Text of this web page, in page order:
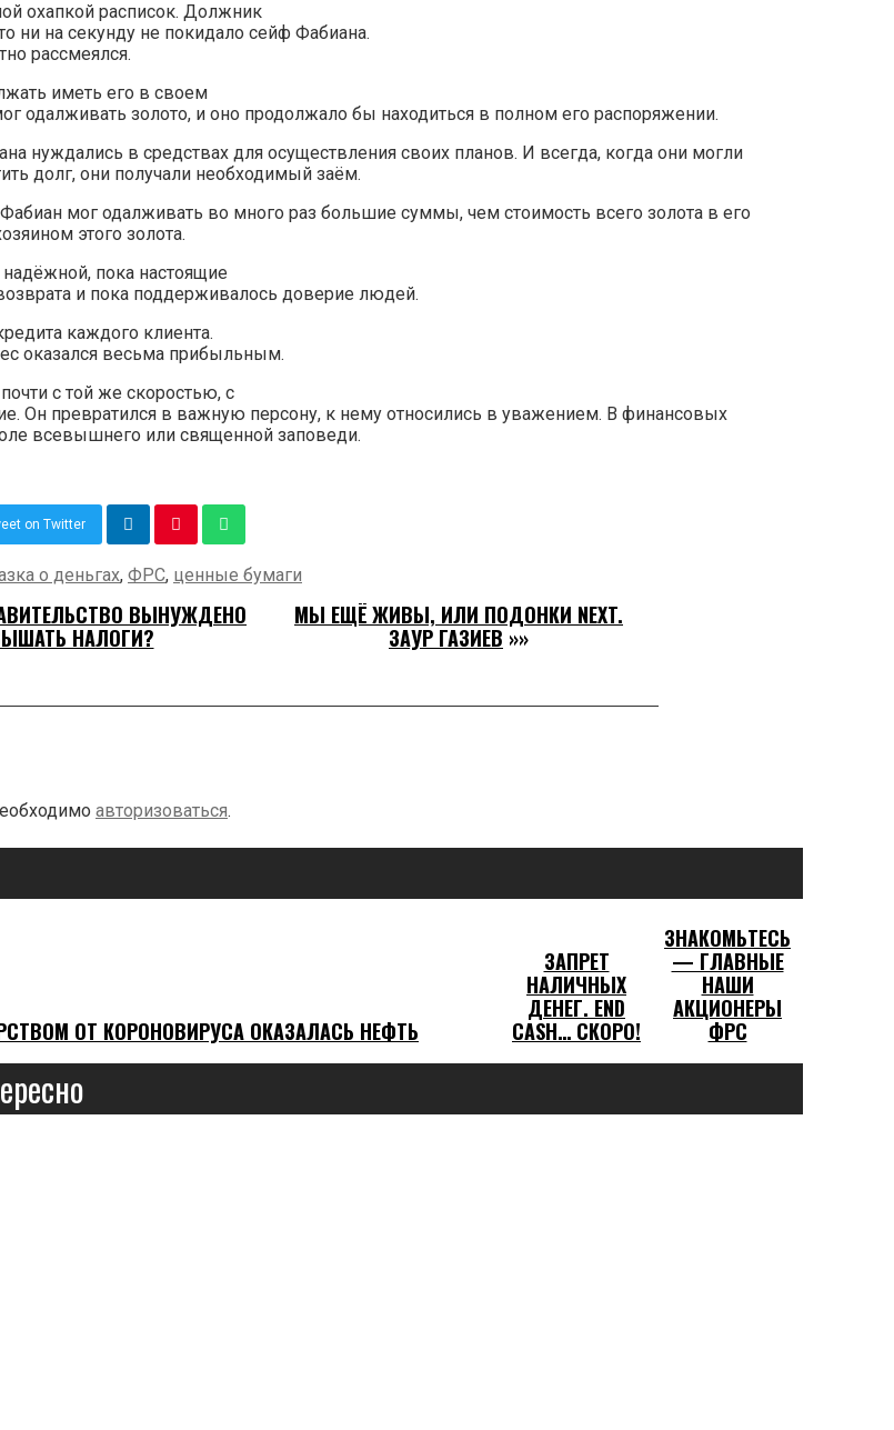
охапкой расписок. Должник
ни на секунду не покидало сейф Фабиана.
рассмеялся.
иметь его в своем
одалживать золото, и оно продолжало бы находиться в полном его распоряжении.
нуждались в средствах для осуществления своих планов. И всегда, когда они могли
долг, они получали необходимый заём.
мог одалживать во много раз большие суммы, чем стоимость всего золота в его
этого золота.
пока настоящие
и пока поддерживалось доверие людей.
каждого клиента.
оказался весьма прибыльным.
с той же скоростью, с
Он превратился в важную персону, к нему относились в уважением. В финансовых
всевышнего или священной заповеди.
on Twitter
о деньгах, ФРС, ценные бумаги
ВЫНУЖДЕНО
НАЛОГИ?
МЫ ЕЩЁ ЖИВЫ, ИЛИ ПОДОНКИ NEXT.
ЗАУР ГАЗИЕВ »»
авторизоваться.
ОТ КОРОНОВИРУСА ОКАЗАЛАСЬ НЕФТЬ
ЗАПРЕТ
НАЛИЧНЫХ
ДЕНЕГ. END
CASH… СКОРО!
ЗНАКОМЬТЕСЬ
— ГЛАВНЫЕ
НАШИ
АКЦИОНЕРЫ
ФРС